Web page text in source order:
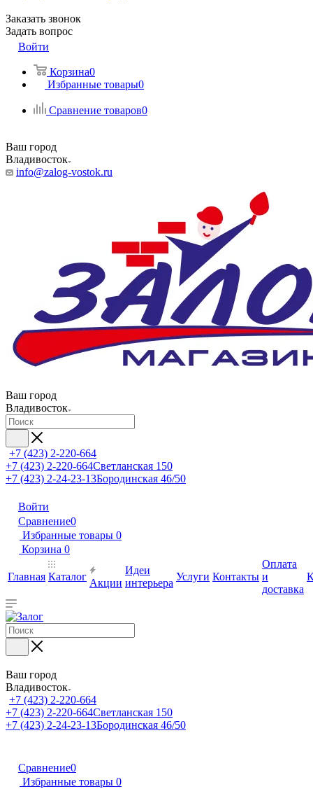
Заказать звонок
Задать вопрос
Войти
Корзина0
Избранные товары0
Сравнение товаров0
Ваш город
Владивосток
info@zalog-vostok.ru
Ваш город
Владивосток
+7 (423) 2-220-664
+7 (423) 2-220-664Светланская 150
+7 (423) 2-24-23-13Бородинская 46/50
Войти
Сравнение0
Избранные товары 0
Корзина 0
Главная Каталог
Акции
Идеи
интерьера
Услуги Контакты
Оплата
и
доставка
Ваш город
Владивосток
+7 (423) 2-220-664
+7 (423) 2-220-664Светланская 150
+7 (423) 2-24-23-13Бородинская 46/50
Сравнение0
Избранные товары 0